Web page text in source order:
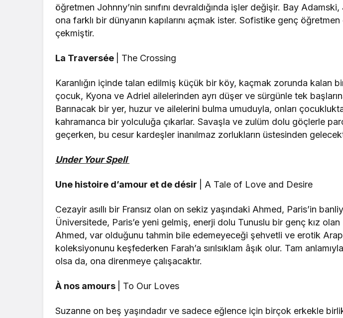
öğretmen Johnny’nin sınıfını devraldığında işler değişir. Bay
ona farklı bir dünyanın kapılarını açmak ister. Sofistike genç
çekmiştir.
La Traversée | The Crossing
Karanlığın içinde talan edilmiş küçük bir köy, kaçmak zorunda kalan
çocuk, Kyona ve Adriel ailelerinden ayrı düşer ve sürgünle tek
Barınacak bir yer, huzur ve ailelerini bulma umuduyla, onları
kahramanca bir yolculuğa çıkarlar. Savaşla ve zulüm dolu göçlerle
geçerken, bu cesur kardeşler inanılmaz zorlukların üstesinden
Under Your Spell
Une histoire d’amour et de désir | A Tale of Love and Desire
Cezayir asıllı bir Fransız olan on sekiz yaşındaki Ahmed, Paris’in
Üniversitede, Paris’e yeni gelmiş, enerji dolu Tunuslu bir genç kız olan
Ahmed, var olduğunu tahmin bile edemeyeceği şehvetli ve erotik
koleksiyonunu keşfederken Farah’a sırılsıklam âşık olur. Tam
olsa da, ona direnmeye çalışacaktır.
À nos amours | To Our Loves
Suzanne on beş yaşındadır ve sadece eğlence için birçok erkekle